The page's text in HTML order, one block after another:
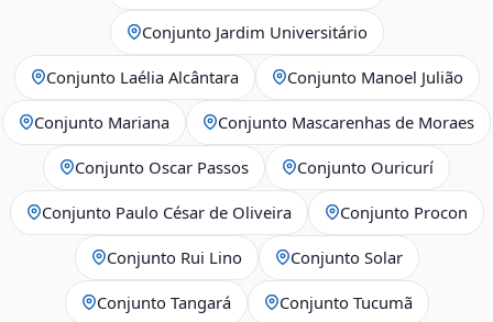
Conjunto Jardim Universitário
Conjunto Laélia Alcântara Conjunto Manoel Julião
Conjunto Mariana Conjunto Mascarenhas de Moraes
Conjunto Oscar Passos Conjunto Ouricurí
Conjunto Paulo César de Oliveira Conjunto Procon
Conjunto Rui Lino Conjunto Solar
Conjunto Tangará Conjunto Tucumã